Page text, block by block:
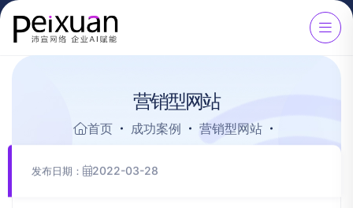
营销型网站
首页 成功案例 营销型网站
发布日期： 2022-03-28